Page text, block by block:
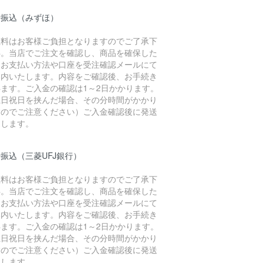
込（みずほ）
はお客様ご負担となりますのでご了承下
当店でご注文を確認し、商品を確保した
支払い方法や口座を受注確認メールにて
いたします。内容をご確認後、お手続き
す。ご入金の確認は1～2日かかります。
日祝日を挟んだ場合、その分時間がかかり
でご注意ください）ご入金確認後に発送
ます。
込（三菱UFJ銀行）
はお客様ご負担となりますのでご了承下
当店でご注文を確認し、商品を確保した
支払い方法や口座を受注確認メールにて
いたします。内容をご確認後、お手続き
す。ご入金の確認は1～2日かかります。
日祝日を挟んだ場合、その分時間がかかり
でご注意ください）ご入金確認後に発送